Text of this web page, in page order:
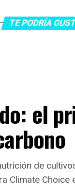
TE PODRÍA
el
de
Climate Choice